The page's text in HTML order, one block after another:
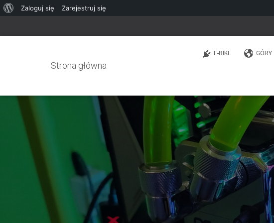
Zaloguj się Zarejestruj się
Strona główna
E-BIKI GÓRY